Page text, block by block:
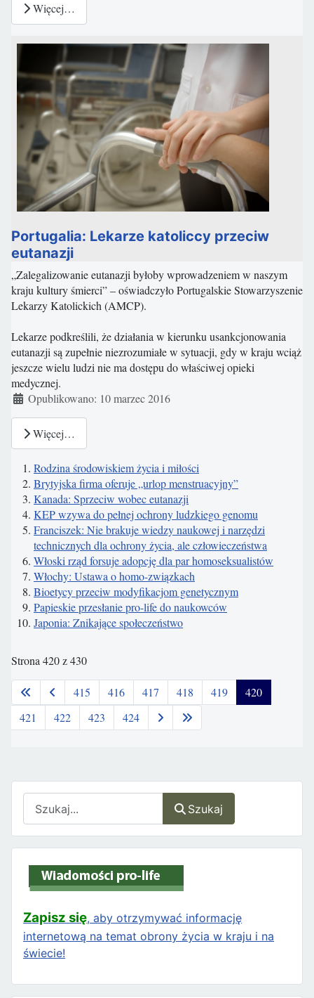
Szukaj
Zapisz się, aby otrzymywać informację
internetową na temat obrony życia w kraju i na
świecie!
Więcej…
Portugalia: Lekarze katoliccy przeciw
eutanazji
„Zalegalizowanie eutanazji byłoby wprowadzeniem w naszym
kraju kultury śmierci” – oświadczyło Portugalskie Stowarzyszenie
Lekarzy Katolickich (AMCP).
Lekarze podkreślili, że działania w kierunku usankcjonowania
eutanazji są zupełnie niezrozumiałe w sytuacji, gdy w kraju wciąż
jeszcze wielu ludzi nie ma dostępu do właściwej opieki
medycznej.
Szczegóły
Opublikowano: 10 marzec 2016
Więcej…
Rodzina środowiskiem życia i miłości
Brytyjska firma oferuje „urlop menstruacyjny”
Kanada: Sprzeciw wobec eutanazji
KEP wzywa do pełnej ochrony ludzkiego genomu
Franciszek: Nie brakuje wiedzy naukowej i narzędzi
technicznych dla ochrony życia, ale człowieczeństwa
Włoski rząd forsuje adopcję dla par homoseksualistów
Włochy: Ustawa o homo-związkach
Bioetycy przeciw modyfikacjom genetycznym
Papieskie przesłanie pro-life do naukowców
Japonia: Znikające społeczeństwo
Strona 420 z 430
415 416 417 418 419
420
421
422 423 424